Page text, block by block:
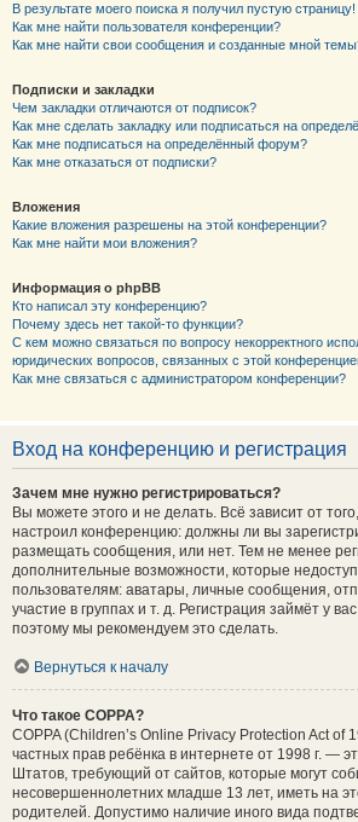
В результате моего поиска я получил пустую страницу!
Как мне найти пользователя конференции?
Как мне найти свои сообщения и созданные мной
Подписки и закладки
Чем закладки отличаются от подписок?
Как мне сделать закладку или подписаться на
Как мне подписаться на определённый форум?
Как мне отказаться от подписки?
Вложения
Какие вложения разрешены на этой конференции?
Как мне найти мои вложения?
Информация о phpBB
Кто написал эту конференцию?
Почему здесь нет такой-то функции?
С кем можно связаться по вопросу некорректного
юридических вопросов, связанных с этой
Как мне связаться с администратором конференции?
Вход на конференцию и регистрация
Зачем мне нужно регистрироваться?
Вы можете этого и не делать. Всё зависит от
настроил конференцию: должны ли вы
размещать сообщения, или нет. Тем не менее
дополнительные возможности, которые
пользователям: аватары, личные сообщения,
участие в группах и т. д. Регистрация займёт у
поэтому мы рекомендуем это сделать.
Вернуться к началу
Что такое COPPA?
COPPA (Children’s Online Privacy Protection Act of
частных прав ребёнка в интернете от 1998 г. —
Штатов, требующий от сайтов, которые могут
несовершеннолетних младше 13 лет, иметь на
родителей. Допустимо наличие иного вида